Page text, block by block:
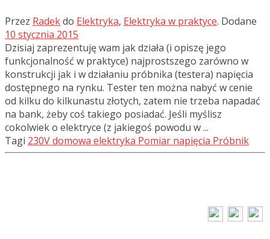
Przez Radekdo Elektryka, Elektryka w praktyce. Dodane
10 stycznia 2015
Dzisiaj zaprezentuję wam jak działa (i opiszę jego
funkcjonalność w praktyce) najprostszego zarówno w
konstrukcji jak i w działaniu próbnika (testera) napięcia
dostępnego na rynku. Tester ten można nabyć w cenie
od kilku do kilkunastu złotych, zatem nie trzeba napadać
na bank, żeby coś takiego posiadać. Jeśli myślisz
cokolwiek o elektryce (z jakiegoś powodu w ...
Tagi 230Vdomowa elektryka Pomiar napięcia Próbnik